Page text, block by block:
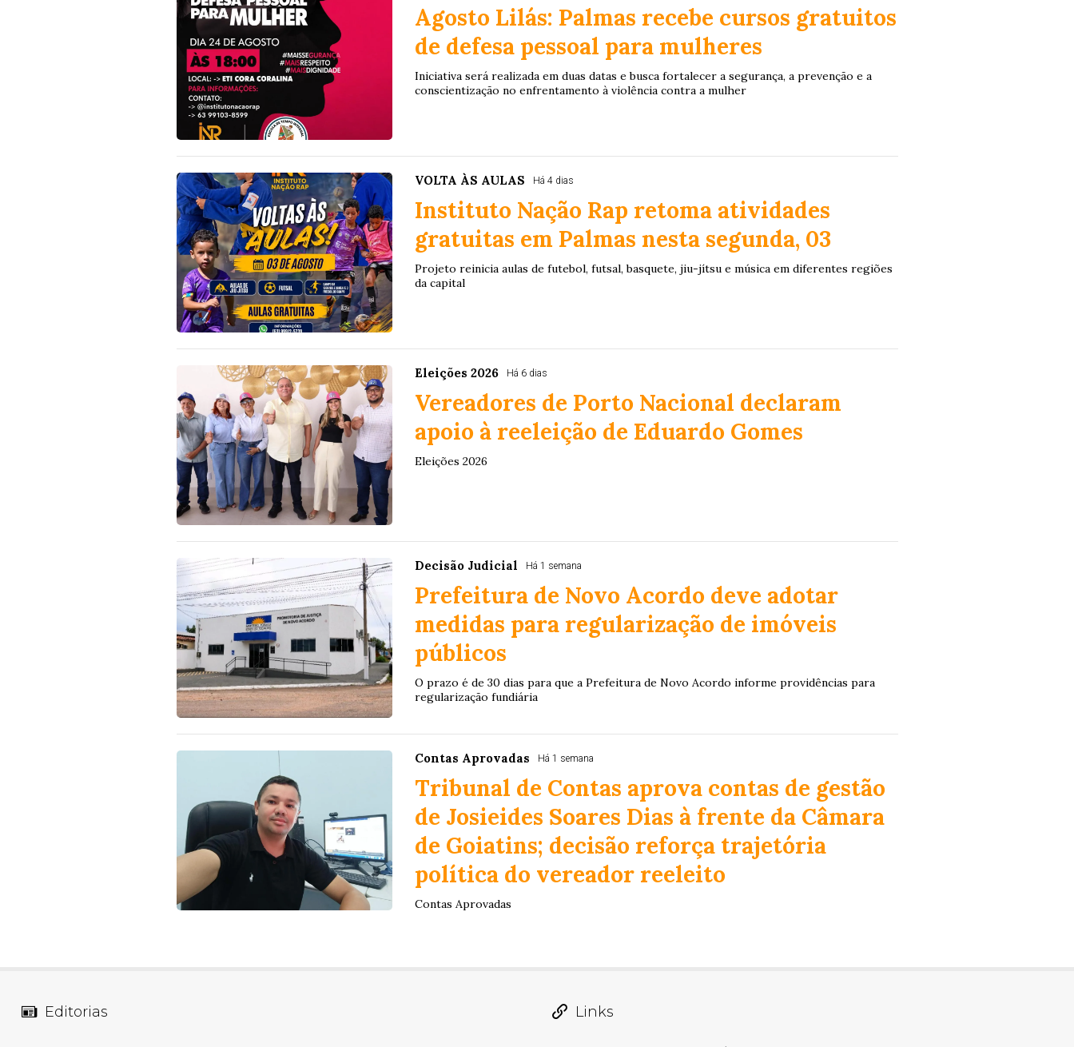
Agosto Lilás: Palmas recebe cursos gratuitos
de defesa pessoal para mulheres
Iniciativa será realizada em duas datas e busca fortalecer a segurança, a prevenção e a
conscientização no enfrentamento à violência contra a mulher
VOLTA ÀS AULAS Há 4 dias
Instituto Nação Rap retoma atividades
gratuitas em Palmas nesta segunda, 03
Projeto reinicia aulas de futebol, futsal, basquete, jiu-jítsu e música em diferentes regiões
da capital
Eleições 2026 Há 6 dias
Vereadores de Porto Nacional declaram
apoio à reeleição de Eduardo Gomes
Eleições 2026
Decisão Judicial Há 1 semana
Prefeitura de Novo Acordo deve adotar
medidas para regularização de imóveis
públicos
O prazo é de 30 dias para que a Prefeitura de Novo Acordo informe providências para
regularização fundiária
Contas Aprovadas Há 1 semana
Tribunal de Contas aprova contas de gestão
de Josieides Soares Dias à frente da Câmara
de Goiatins; decisão reforça trajetória
política do vereador reeleito
Contas Aprovadas
Editorias Links